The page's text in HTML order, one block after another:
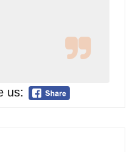
us: